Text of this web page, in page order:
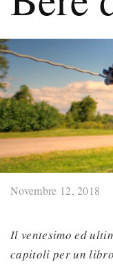
Novembre 12, 2018
Il ventesimo ed
capitoli per un